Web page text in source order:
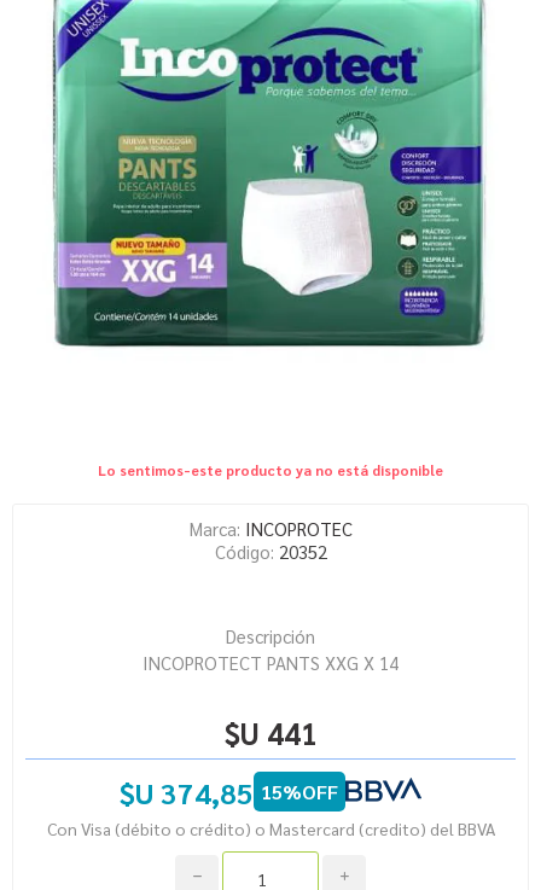
Lo sentimos-este producto ya no está disponible
Marca: INCOPROTEC
Código: 20352
Descripción
INCOPROTECT PANTS XXG X 14
$U 441
$U 374,85 15%OFF
Con Visa (débito o crédito) o Mastercard (credito) del BBVA
i
h